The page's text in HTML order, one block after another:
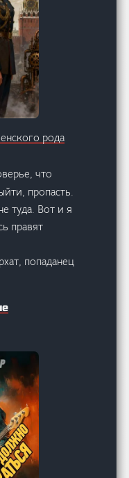
рода
что
пропасть.
туда. Вот и я
правят
попаданец